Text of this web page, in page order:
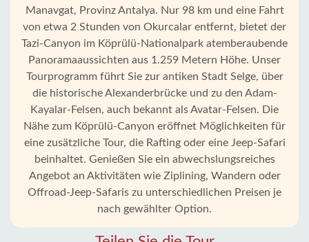
Startseite
Manavgat, Provinz Antalya. Nur 98 km und eine Fahrt
von etwa 2 Stunden von Okurcalar entfernt, bietet der
Tazi-Canyon im Köprülü-Nationalpark atemberaubende
Panoramaaussichten aus 1.259 Metern Höhe. Unser
Tourprogramm führt Sie zur antiken Stadt Selge, über
die historische Alexanderbrücke und zu den Adam-
Kayalar-Felsen, auch bekannt als Avatar-Felsen. Die
Nähe zum Köprülü-Canyon eröffnet Möglichkeiten für
eine zusätzliche Tour, die Rafting oder eine Jeep-Safari
beinhaltet. Genießen Sie ein abwechslungsreiches
Angebot an Aktivitäten wie Ziplining, Wandern oder
Offroad-Jeep-Safaris zu unterschiedlichen Preisen je
nach gewählter Option.